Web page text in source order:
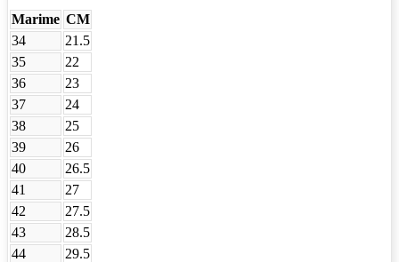
Marime CM
34
21.5
35
22
36
23
37
24
38
25
39
26
40
26.5
41
27
42
27.5
43
28.5
44
29.5